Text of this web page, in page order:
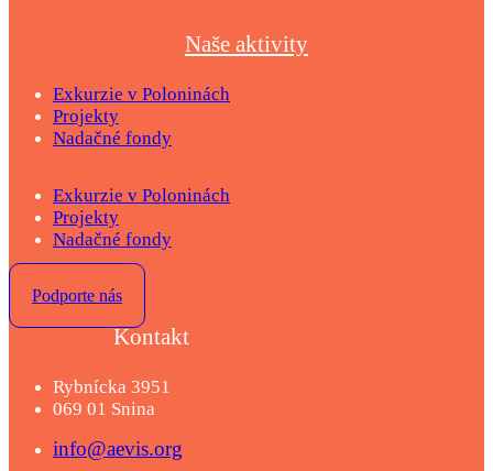
Naše aktivity
Exkurzie v Poloninách
Projekty
Nadačné fondy
Exkurzie v Poloninách
Projekty
Nadačné fondy
Podporte nás
Kontakt
Rybnícka 3951
069 01 Snina
info@aevis.org